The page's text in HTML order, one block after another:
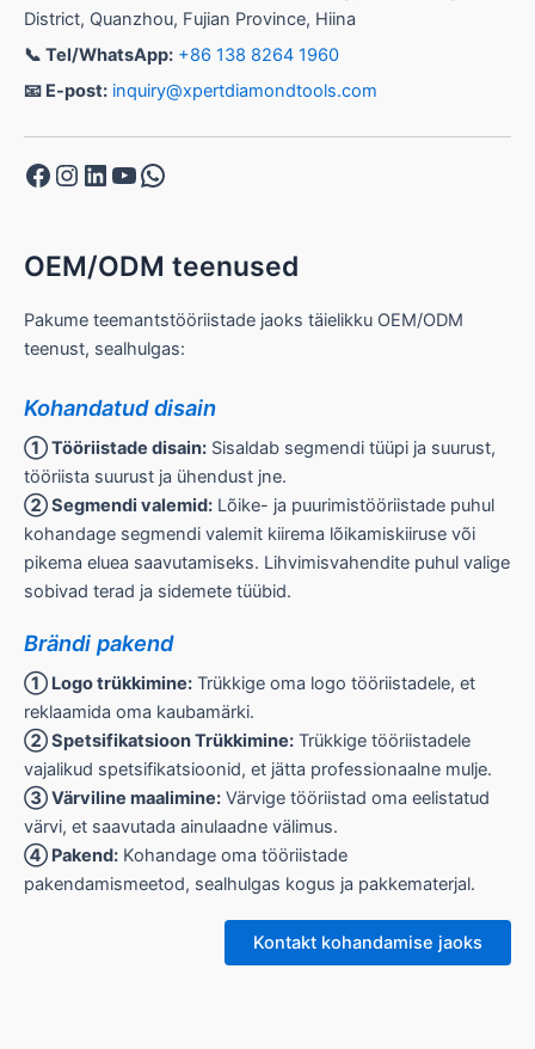
District, Quanzhou, Fujian Province, Hiina
📞 Tel/WhatsApp: +86 138 8264 1960
📧 E-post: inquiry@xpertdiamondtools.com
Facebook
Instagram
LinkedIn
YouTube
WhatsApp
OEM/ODM teenused
Pakume teemantstööriistade jaoks täielikku OEM/ODM
teenust, sealhulgas:
Kohandatud disain
① Tööriistade disain: Sisaldab segmendi tüüpi ja suurust,
tööriista suurust ja ühendust jne.
② Segmendi valemid: Lõike- ja puurimistööriistade puhul
kohandage segmendi valemit kiirema lõikamiskiiruse või
pikema eluea saavutamiseks. Lihvimisvahendite puhul valige
sobivad terad ja sidemete tüübid.
Brändi pakend
① Logo trükkimine: Trükkige oma logo tööriistadele, et
reklaamida oma kaubamärki.
② Spetsifikatsioon Trükkimine: Trükkige tööriistadele
vajalikud spetsifikatsioonid, et jätta professionaalne mulje.
③ Värviline maalimine: Värvige tööriistad oma eelistatud
värvi, et saavutada ainulaadne välimus.
④ Pakend: Kohandage oma tööriistade
pakendamismeetod, sealhulgas kogus ja pakkematerjal.
Kontakt kohandamise jaoks